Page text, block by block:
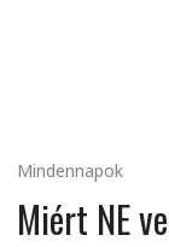
Mindennapok
Miért NE